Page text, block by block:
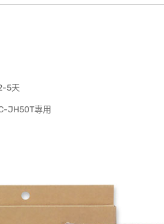
5天
JH50T專用